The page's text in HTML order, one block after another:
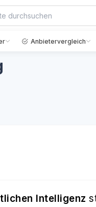
Anbietervergleich
Intelligenz